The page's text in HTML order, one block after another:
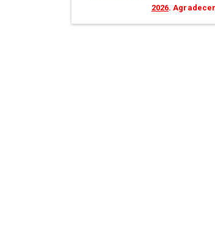
2026.